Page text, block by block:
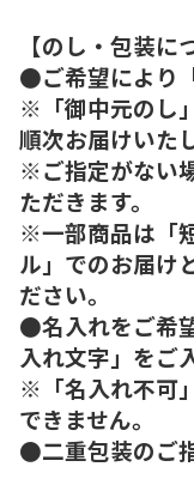
【のし・包装に
●ご希望により
※「御中元のし
順次お届けいた
※ご指定がない
ただきます。
※一部商品は「
ル」でのお届け
ださい。
●名入れをご希
入れ文字」をご
※「名入れ不可
できません。
●二重包装のご